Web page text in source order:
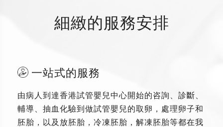
細緻的服務安排
一站式的服務
由病人到達香港試管嬰兒中心開始的咨詢、診斷、
輔導、抽血化驗到做試管嬰兒的取卵，處理卵子和
胚胎，以及放胚胎，冷凍胚胎，解凍胚胎等都在我